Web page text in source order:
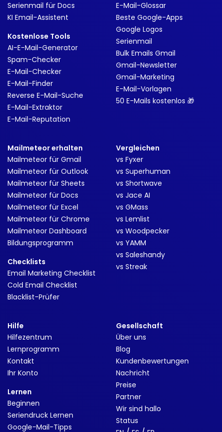
Serienmail für Docs
KI Email-Assistent
Kostenlose Tools
AI-E-Mail-Generator
Spam-Checker
E-Mail-Checker
E-Mail-Finder
Reverse E-Mail-Suche
E-Mail-Extraktor
E-Mail-Reputation
E-Mail-Glossar
Beste Google-Apps
Google Logos
Serienmail
Bulk Emails Gmail
Gmail-Newsletter
Gmail-Marketing
E-Mail-Vorlagen
50 E-Mails kostenlos 🎁
Mailmeteor erhalten
Mailmeteor für Gmail
Mailmeteor für Outlook
Mailmeteor für Sheets
Mailmeteor für Docs
Mailmeteor für Excel
Mailmeteor für Chrome
Mailmeteor Dashboard
Bildungsprogramm
Checklists
Email Marketing Checklist
Cold Email Checklist
Blacklist-Prüfer
Vergleichen
vs Fyxer
vs Superhuman
vs Shortwave
vs Jace AI
vs GMass
vs Lemlist
vs Woodpecker
vs YAMM
vs Saleshandy
vs Streak
Hilfe
Hilfezentrum
Lernprogramm
Kontakt
Ihr Konto
Lernen
Beginnen
Seriendruck Lernen
Google-Mail-Tipps
Gesellschaft
Über uns
Blog
Kundenbewertungen
Nachricht
Preise
Partner
Wir sind hallo
Status